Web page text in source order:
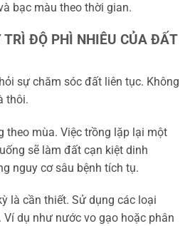
bạc màu theo thời gian.
TRÌ ĐỘ PHÌ NHIÊU CỦA ĐẤT
sự chăm sóc đất liên tục. Không
thôi.
theo mùa. Việc trồng lặp lại một
sẽ làm đất cạn kiệt dinh
nguy cơ sâu bệnh tích tụ.
là cần thiết. Sử dụng các loại
dụ như nước vo gạo hoặc phân